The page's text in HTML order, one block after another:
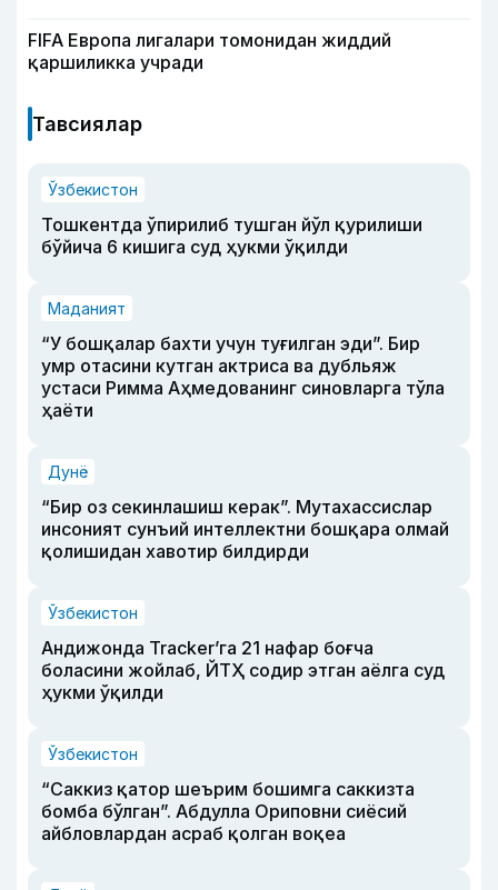
FIFA Европа лигалари томонидан жиддий
қаршиликка учради
Тавсиялар
Ўзбекистон
Тошкентда ўпирилиб тушган йўл қурилиши
бўйича 6 кишига суд ҳукми ўқилди
Маданият
“У бошқалар бахти учун туғилган эди”. Бир
умр отасини кутган актриса ва дубльяж
устаси Римма Аҳмедованинг синовларга тўла
ҳаёти
Дунё
“Бир оз секинлашиш керак”. Мутахассислар
инсоният сунъий интеллектни бошқара олмай
қолишидан хавотир билдирди
Ўзбекистон
Андижонда Tracker’га 21 нафар боғча
боласини жойлаб, ЙТҲ содир этган аёлга суд
ҳукми ўқилди
Ўзбекистон
“Саккиз қатор шеърим бошимга саккизта
бомба бўлган”. Абдулла Ориповни сиёсий
айбловлардан асраб қолган воқеа